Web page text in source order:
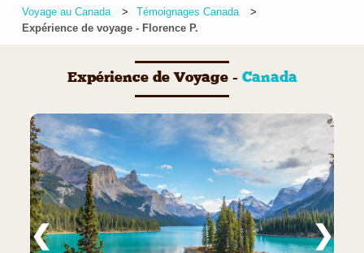
Voyage au Canada
Témoignages Canada
Expérience de voyage - Florence P.
Expérience de Voyage - Canada
❮ ❯